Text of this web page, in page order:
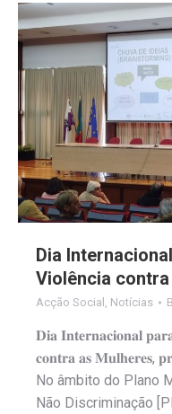
Dia
Violência
Acção Social Notícias
𝐃𝐢𝐚 𝐈𝐧𝐭𝐞𝐫𝐧𝐚𝐜𝐢𝐨𝐧𝐚𝐥
𝐜𝐨𝐧𝐭𝐫𝐚 𝐚𝐬 𝐌𝐮𝐥𝐡𝐞𝐫𝐞𝐬,
No âmbito do Plano
Não Discriminação